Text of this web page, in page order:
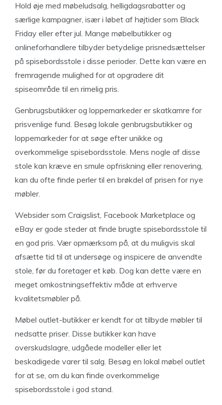
Hold øje med møbeludsalg, helligdagsrabatter og
særlige kampagner, især i løbet af højtider som Black
Friday eller efter jul. Mange møbelbutikker og
onlineforhandlere tilbyder betydelige prisnedsættelser
på spisebordsstole i disse perioder. Dette kan være en
fremragende mulighed for at opgradere dit
spiseområde til en rimelig pris.
Genbrugsbutikker og loppemarkeder er skatkamre for
prisvenlige fund. Besøg lokale genbrugsbutikker og
loppemarkeder for at søge efter unikke og
overkommelige spisebordsstole. Mens nogle af disse
stole kan kræve en smule opfriskning eller renovering,
kan du ofte finde perler til en brøkdel af prisen for nye
møbler.
Websider som Craigslist, Facebook Marketplace og
eBay er gode steder at finde brugte spisebordsstole til
en god pris. Vær opmærksom på, at du muligvis skal
afsætte tid til at undersøge og inspicere de anvendte
stole, før du foretager et køb. Dog kan dette være en
meget omkostningseffektiv måde at erhverve
kvalitetsmøbler på.
Møbel outlet-butikker er kendt for at tilbyde møbler til
nedsatte priser. Disse butikker kan have
overskudslagre, udgåede modeller eller let
beskadigede varer til salg. Besøg en lokal møbel outlet
for at se, om du kan finde overkommelige
spisebordsstole i god stand.